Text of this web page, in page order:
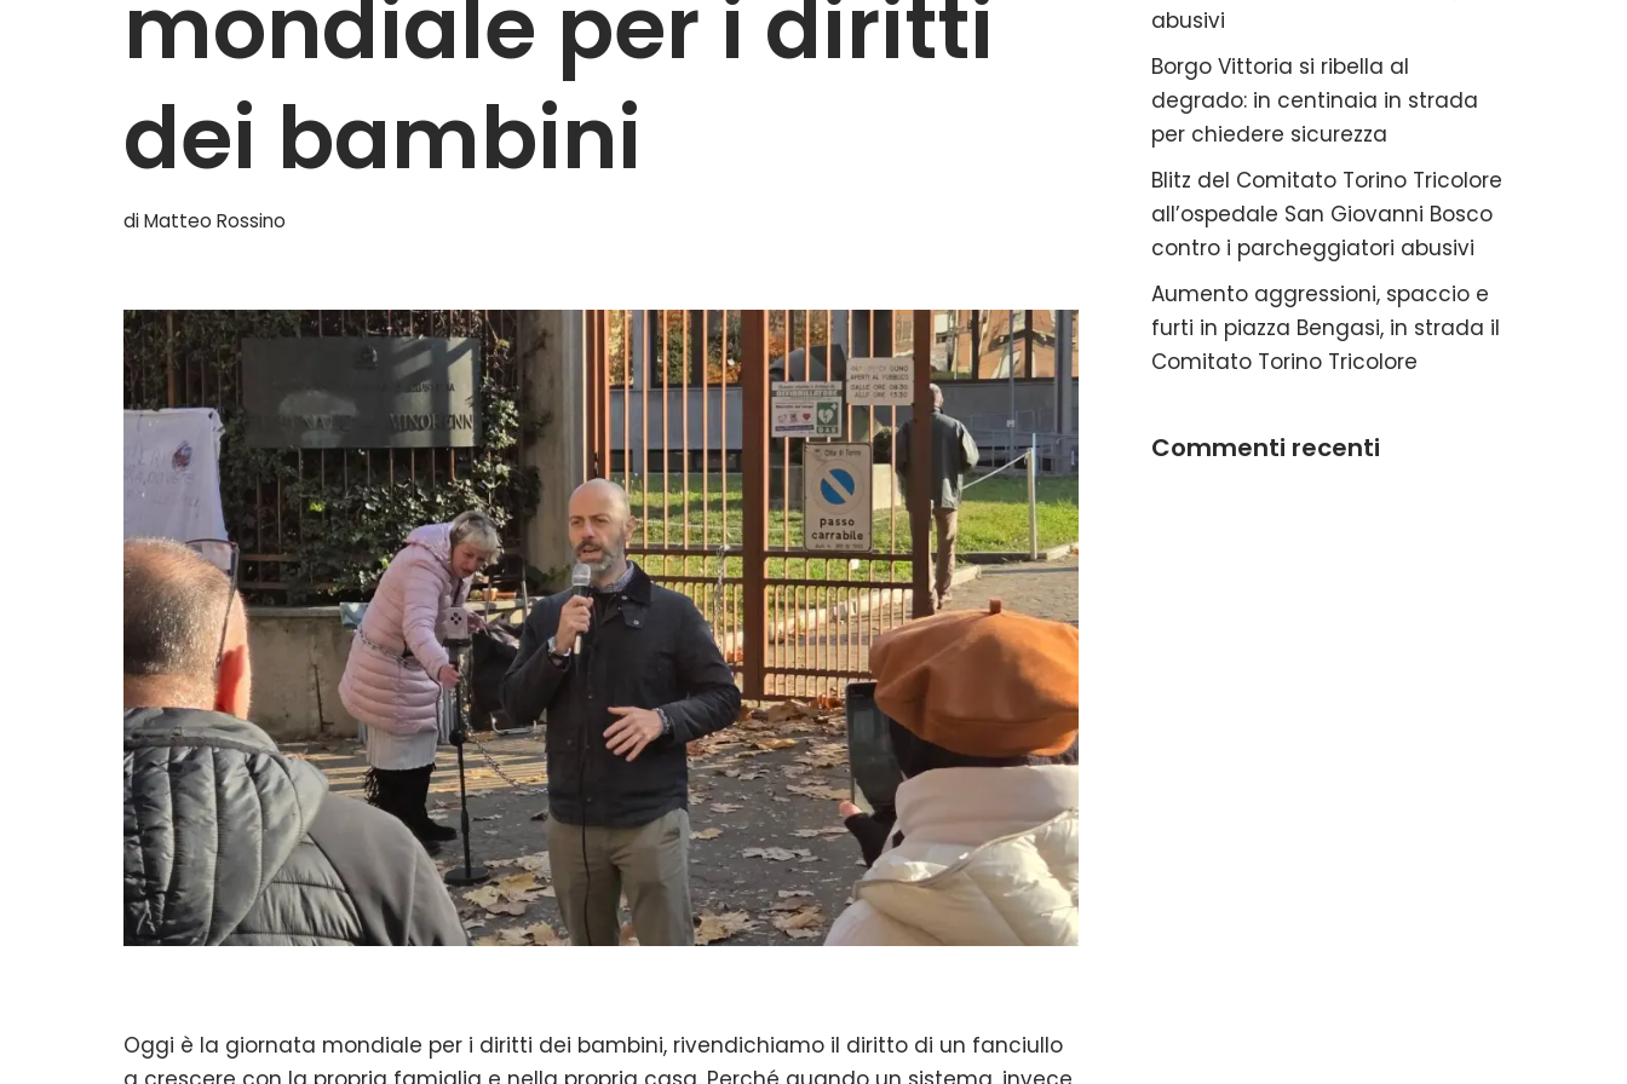
mondiale per i diritti
dei bambini
diMatteo Rossino
Oggi è la giornata mondiale per i diritti dei bambini, rivendichiamo il diritto di un fanciullo
abusivi
Borgo Vittoria si ribella al
degrado: in centinaia in strada
per chiedere sicurezza
Blitz del Comitato Torino Tricolore
all’ospedale San Giovanni Bosco
contro i parcheggiatori abusivi
Aumento aggressioni, spaccio e
furti in piazza Bengasi, in strada il
Comitato Torino Tricolore
Commenti recenti